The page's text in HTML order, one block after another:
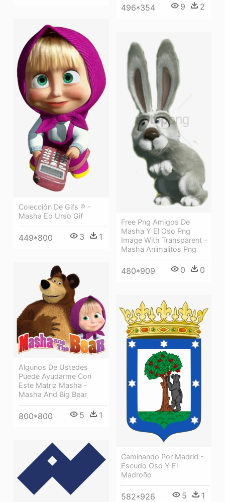
496*354 9 2
Colección De Gifs ® -
Masha Eo Urso Gif
449*800 3 1
Free Png Amigos De
Masha Y El Oso Png
Image With Transparent -
Masha Animalitos Png
480*909 0 0
Algunos De Ustedes
Puede Ayudarme Con
Este Matriz Masha -
Masha And Big Bear
800*800 5 1
Caminando Por Madrid -
Escudo Oso Y El
Madroño
582*926 5 1